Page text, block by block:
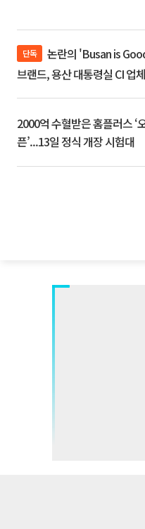
단독
브랜드, 용산 대통령실 CI 업
2000억 수혈받은 홈플러스 ‘
픈’...13일 정식 개장 시험대